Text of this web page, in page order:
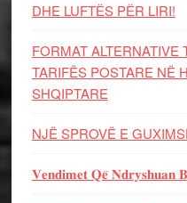
DHE LUFTЁS PЁR LIRI!
FORMAT ALTERNATIVE
TARIFËS POSTARE NË
SHQIPTARE
NJË SPROVË E
𝐕𝐞𝐧𝐝𝐢𝐦𝐞𝐭 𝐐𝐞̈ 𝐍𝐝𝐫𝐲𝐬𝐡𝐮𝐚𝐧